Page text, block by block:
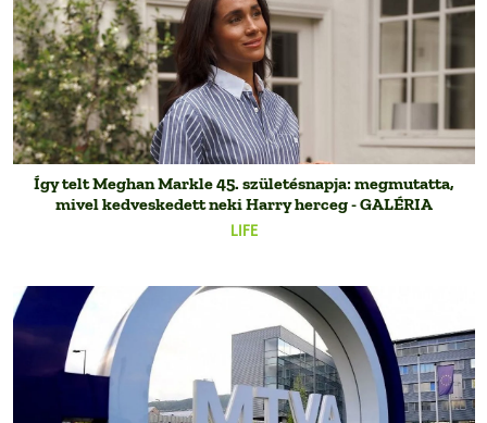
LIFE
Így telt Meghan Markle 45. születésnapja: megmutatta,
mivel kedveskedett neki Harry herceg - GALÉRIA